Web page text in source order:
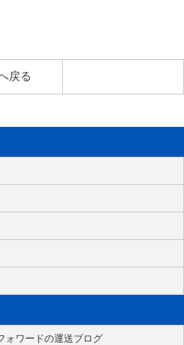
戻る
ォワードの運送ブログ